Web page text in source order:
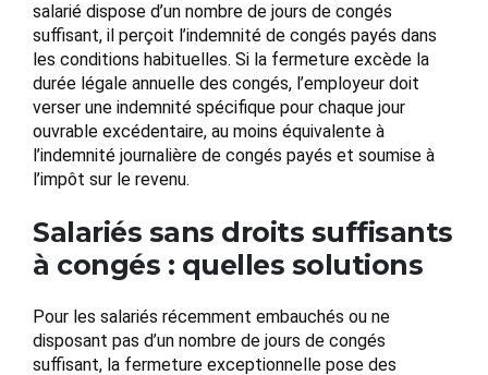
salarié dispose d’un nombre de jours de congés
suffisant, il perçoit l’indemnité de congés payés dans
les conditions habituelles. Si la fermeture excède la
durée légale annuelle des congés, l’employeur doit
verser une indemnité spécifique pour chaque jour
ouvrable excédentaire, au moins équivalente à
l’indemnité journalière de congés payés et soumise à
l’impôt sur le revenu.
Salariés sans droits suffisants
à congés : quelles solutions
Pour les salariés récemment embauchés ou ne
disposant pas d’un nombre de jours de congés
suffisant, la fermeture exceptionnelle pose des